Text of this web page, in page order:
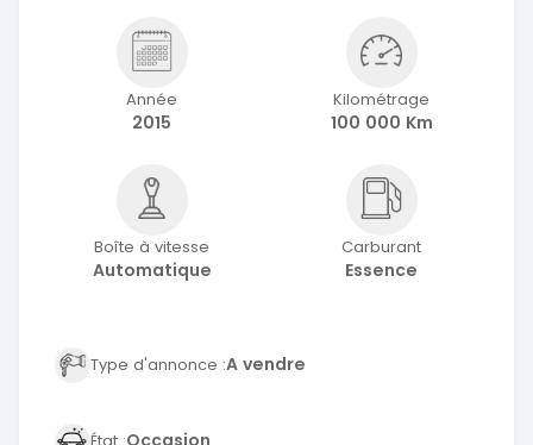
Année
2015
Kilométrage
100 000 Km
Boîte à vitesse
Automatique
Carburant
Essence
Type d'annonce :A vendre
Occasion